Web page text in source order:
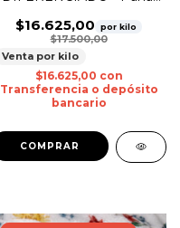
$16.625,00 por kilo
$17.500,00
Venta por kilo
$16.625,00 con
Transferencia o depósito
bancario